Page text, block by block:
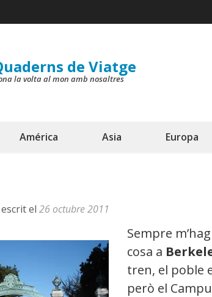
de Viatge
la volta al mon amb nosaltres
América Asia Europa
escrit el 26 octubre 2011
Sempre
cosa a
tren, el poble
però el